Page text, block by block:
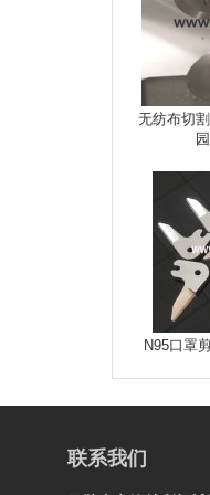
无纺布切
N95口罩
联系我们